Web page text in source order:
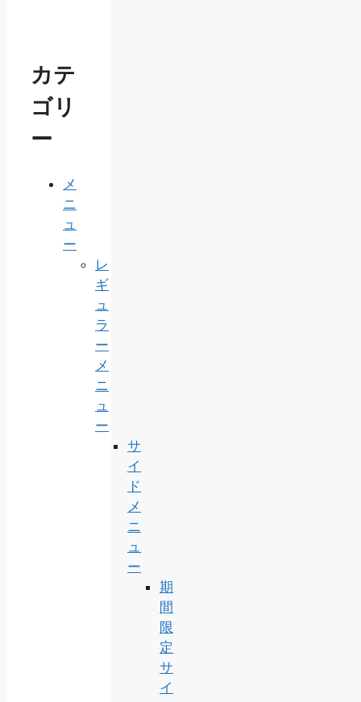
カテ
ゴリ
ー
メ
ニ
ュ
ー
レ
ギ
ュ
ラ
ー
メ
ニ
ュ
ー
サ
イ
ド
メ
ニ
ュ
ー
期
間
限
定
サ
イ